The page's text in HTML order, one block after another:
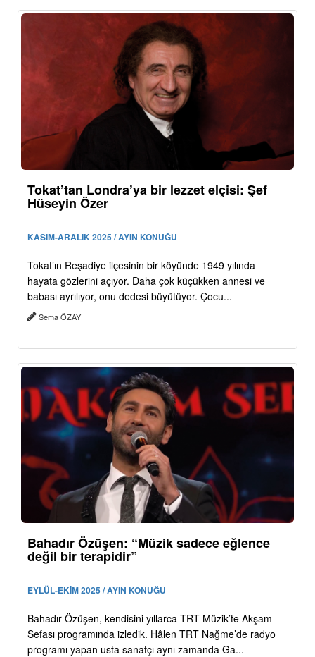
Tokat’tan Londra’ya bir lezzet elçisi: Şef
Hüseyin Özer
KASIM-ARALIK 2025 / AYIN KONUĞU
Tokat’ın Reşadiye ilçesinin bir köyünde 1949 yılında
hayata gözlerini açıyor. Daha çok küçükken annesi ve
babası ayrılıyor, onu dedesi büyütüyor. Çocu...
Sema ÖZAY
Bahadır Özüşen: “Müzik sadece eğlence
değil bir terapidir”
EYLÜL-EKİM 2025 / AYIN KONUĞU
Bahadır Özüşen, kendisini yıllarca TRT Müzik’te Akşam
Sefası programında izledik. Hâlen TRT Nağme’de radyo
programı yapan usta sanatçı aynı zamanda Ga...